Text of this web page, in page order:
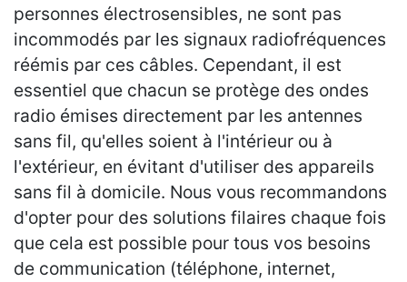
personnes électrosensibles, ne sont pas
incommodés par les signaux radiofréquences
réémis par ces câbles. Cependant, il est
essentiel que chacun se protège des ondes
radio émises directement par les antennes
sans fil, qu'elles soient à l'intérieur ou à
l'extérieur, en évitant d'utiliser des appareils
sans fil à domicile. Nous vous recommandons
d'opter pour des solutions filaires chaque fois
que cela est possible pour tous vos besoins
de communication (téléphone, internet,